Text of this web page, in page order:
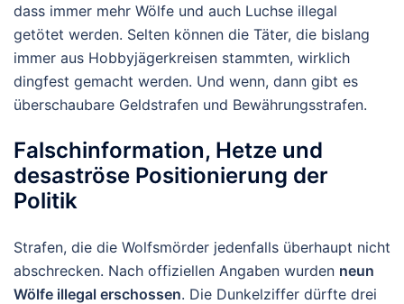
dass immer mehr Wölfe und auch Luchse illegal
getötet werden. Selten können die Täter, die bislang
immer aus Hobbyjägerkreisen stammten, wirklich
dingfest gemacht werden. Und wenn, dann gibt es
überschaubare Geldstrafen und Bewährungsstrafen.
Falschinformation, Hetze und
desaströse Positionierung der
Politik
Strafen, die die Wolfsmörder jedenfalls überhaupt nicht
abschrecken. Nach offiziellen Angaben wurden neun
Wölfe illegal erschossen. Die Dunkelziffer dürfte drei